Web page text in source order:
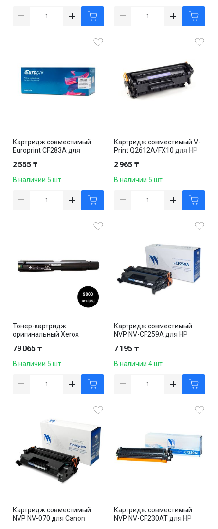
Картридж совместимый
Europrint CF283A для
M125/M126/M127/M128/M2
01/M225, черный
2 555 ₸
В наличии 5 шт.
Картридж совместимый V-
Print Q2612A/FX10 для HP
1010/1020/3015/3020/3050
/M1005, черный
2 965 ₸
В наличии 5 шт.
Тонер-картридж
оригинальный Xerox
SC2020, черный
79 065 ₸
В наличии 5 шт.
Картридж совместимый
NVP NV-CF259A для HP
M304/M404/M406/M428/M4
30, черный
7 195 ₸
В наличии 4 шт.
Картридж совместимый
NVP NV-070 для Canon
Картридж совместимый
NVP NV-CF230AT для HP